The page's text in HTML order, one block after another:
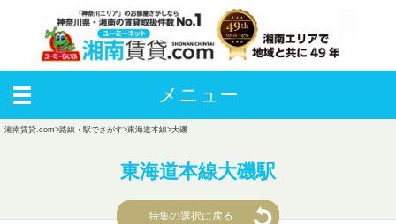
メニュー
湘南賃貸.com>路線・駅でさがす>東海道本線>大磯
東海道本線大磯駅
特集の選択に戻る